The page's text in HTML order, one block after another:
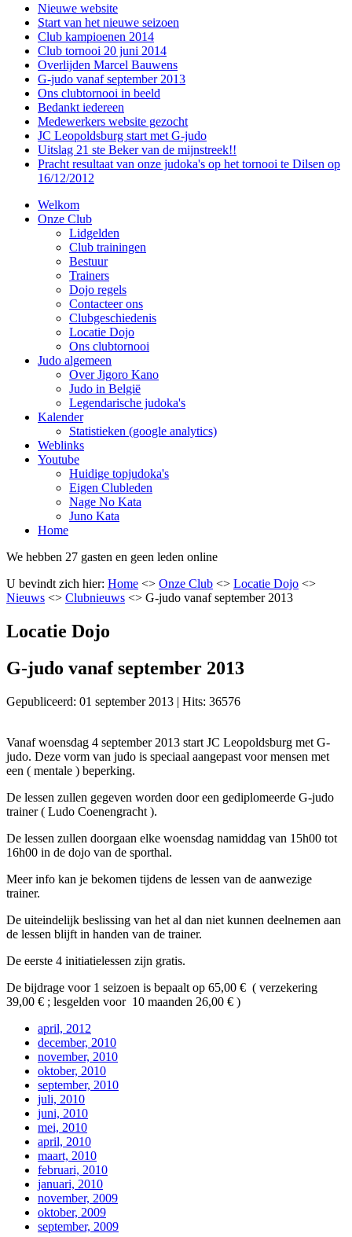
Nieuwe website
Start van het nieuwe seizoen
Club kampioenen 2014
Club tornooi 20 juni 2014
Overlijden Marcel Bauwens
G-judo vanaf september 2013
Ons clubtornooi in beeld
Bedankt iedereen
Medewerkers website gezocht
JC Leopoldsburg start met G-judo
Uitslag 21 ste Beker van de mijnstreek!!
Pracht resultaat van onze judoka's op het tornooi te Dilsen op
16/12/2012
Welkom
Onze Club
Lidgelden
Club trainingen
Bestuur
Trainers
Dojo regels
Contacteer ons
Clubgeschiedenis
Locatie Dojo
Ons clubtornooi
Judo algemeen
Over Jigoro Kano
Judo in België
Legendarische judoka's
Kalender
Statistieken (google analytics)
Weblinks
Youtube
Huidige topjudoka's
Eigen Clubleden
Nage No Kata
Juno Kata
Home
We hebben 27 gasten en geen leden online
U bevindt zich hier: Home <> Onze Club <> Locatie Dojo <>
Nieuws <> Clubnieuws <> G-judo vanaf september 2013
Locatie Dojo
G-judo vanaf september 2013
Gepubliceerd: 01 september 2013 | Hits: 36576
Vanaf woensdag 4 september 2013 start JC Leopoldsburg met G-
judo. Deze vorm van judo is speciaal aangepast voor mensen met
een ( mentale ) beperking.
De lessen zullen gegeven worden door een gediplomeerde G-judo
trainer ( Ludo Coenengracht ).
De lessen zullen doorgaan elke woensdag namiddag van 15h00 tot
16h00 in de dojo van de sporthal.
Meer info kan je bekomen tijdens de lessen van de aanwezige
trainer.
De uiteindelijk beslissing van het al dan niet kunnen deelnemen aan
de lessen blijft in handen van de trainer.
De eerste 4 initiatielessen zijn gratis.
De bijdrage voor 1 seizoen is bepaalt op 65,00 € ( verzekering
39,00 € ; lesgelden voor 10 maanden 26,00 € )
april, 2012
december, 2010
november, 2010
oktober, 2010
september, 2010
juli, 2010
juni, 2010
mei, 2010
april, 2010
maart, 2010
februari, 2010
januari, 2010
november, 2009
oktober, 2009
september, 2009